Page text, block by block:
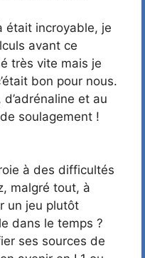
était incroyable, je
avant ce
très vite mais je
bon pour nous.
et au
soulagement !
à des difficultés
malgré tout, à
un jeu plutôt
dans le temps ?
ses sources de